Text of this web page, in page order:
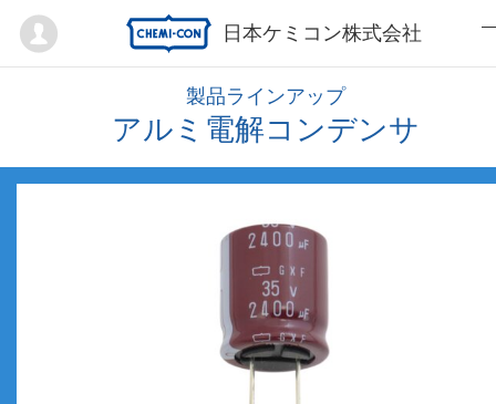
日本ケミコン株式会社
Mypage
製品ラインアップ
アルミ電解コンデンサ